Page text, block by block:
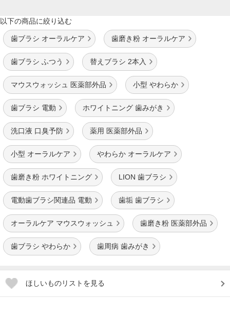
以下の商品に絞り込む
歯ブラシ オーラルケア 歯磨き粉 オーラルケア
歯ブラシ ふつう 替えブラシ 2本入
マウスウォッシュ 医薬部外品 小型 やわらか
歯ブラシ 電動 ホワイトニング 歯みがき
洗口液 口臭予防 薬用 医薬部外品
小型 オーラルケア やわらか オーラルケア
歯磨き粉 ホワイトニング LION 歯ブラシ
電動歯ブラシ関連品 電動 歯垢 歯ブラシ
オーラルケア マウスウォッシュ 歯磨き粉 医薬部外品
歯ブラシ やわらか 歯周病 歯みがき
ほしいものリストを見る